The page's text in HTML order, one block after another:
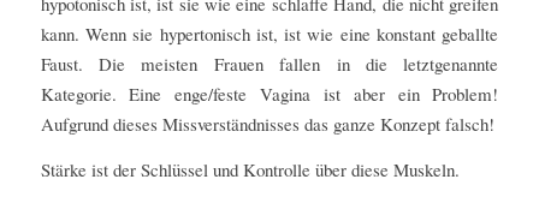
kann. Wenn sie hypertonisch ist, ist wie eine konstant geballte
Faust. Die meisten Frauen fallen in die letztgenannte
Kategorie. Eine enge/feste Vagina ist aber ein Problem!
Aufgrund dieses Missverständnisses das ganze Konzept falsch!
Stärke ist der Schlüssel und Kontrolle über diese Muskeln.